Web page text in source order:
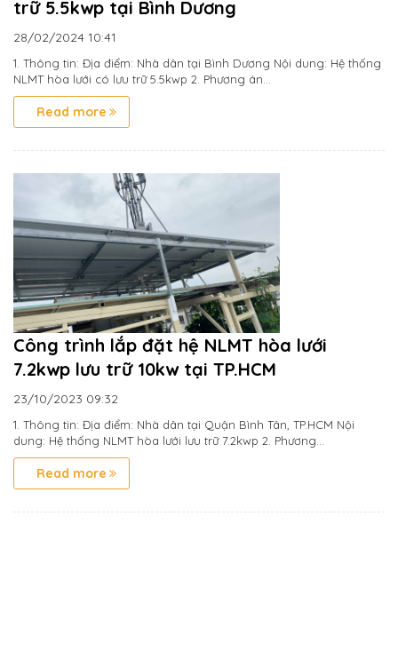
trữ 5.5kwp tại Bình Dương
28/02/2024 10:41
1. Thông tin: Địa điểm: Nhà dân tại Bình Dương Nội dung: Hệ thống
NLMT hòa lưới có lưu trữ 5.5kwp 2. Phương án...
Read more
Công trình lắp đặt hệ NLMT hòa lưới
7.2kwp lưu trữ 10kw tại TP.HCM
23/10/2023 09:32
1. Thông tin: Địa điểm: Nhà dân tại Quận Bình Tân, TP.HCM Nội
dung: Hệ thống NLMT hòa lưới lưu trữ 7.2kwp 2. Phương...
Read more